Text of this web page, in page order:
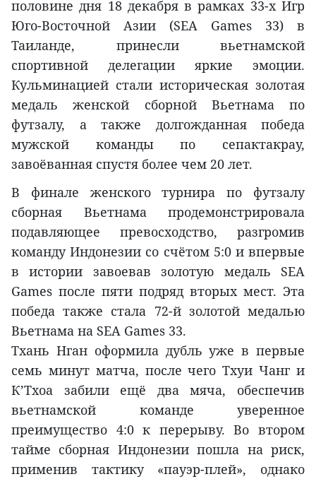
половине дня 18 декабря в рамках 33-х Игр
Юго-Восточной Азии (SEA Games 33) в
Таиланде, принесли вьетнамской
спортивной делегации яркие эмоции.
Кульминацией стали историческая золотая
медаль женской сборной Вьетнама по
футзалу, а также долгожданная победа
мужской команды по сепактакрау,
завоёванная спустя более чем 20 лет.
В финале женского турнира по футзалу
сборная Вьетнама продемонстрировала
подавляющее превосходство, разгромив
команду Индонезии со счётом 5:0 и впервые
в истории завоевав золотую медаль SEA
Games после пяти подряд вторых мест. Эта
победа также стала 72-й золотой медалью
Вьетнама на SEA Games 33.
Тхань Нган оформила дубль уже в первые
семь минут матча, после чего Тхуи Чанг и
К’Тхоа забили ещё два мяча, обеспечив
вьетнамской команде уверенное
преимущество 4:0 к перерыву. Во втором
тайме сборная Индонезии пошла на риск,
применив тактику «пауэр-плей», однако